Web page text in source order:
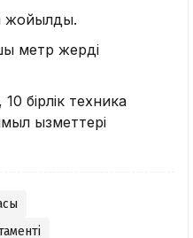
жойылды.
метр жерді
бірлік техника
қызметтері